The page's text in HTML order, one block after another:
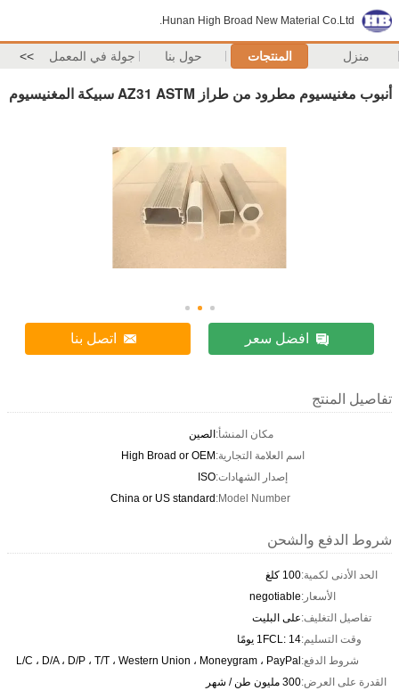
Hunan High Broad New Material Co.Ltd.
منزل المنتجات حول بنا جولة في المعمل >>
أنبوب مغنيسيوم مطرود من طراز AZ31 ASTM سبيكة المغنيسيوم
افضل سعر اتصل بنا
تفاصيل المنتج
مكان المنشأ:الصين
اسم العلامة التجارية:High Broad or OEM
إصدار الشهادات:ISO
Model Number:
China or US standard
شروط الدفع والشحن
الحد الأدنى لكمية:100 كلغ
الأسعار:negotiable
تفاصيل التغليف:على البليت
وقت التسليم:1FCL: 14 يومًا
شروط الدفع:L/C ، D/A ، D/P ، T/T ، Western Union ، Moneygram ، PayPal
القدرة على العرض:300 مليون طن / شهر